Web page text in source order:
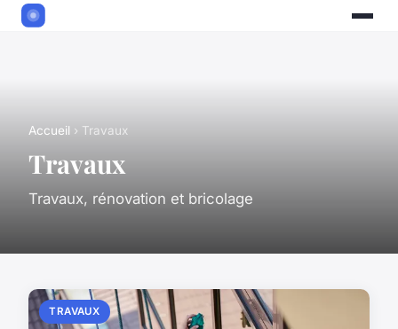
Accueil › Travaux
Travaux
Travaux, rénovation et bricolage
TRAVAUX